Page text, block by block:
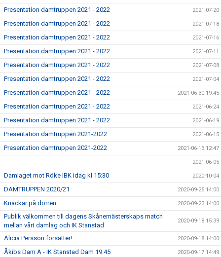
Presentation damtruppen 2021 - 2022 2021-07-20
Presentation damtruppen 2021 - 2022 2021-07-18
Presentation damtruppen 2021 - 2022 2021-07-16
Presentation damtruppen 2021 - 2022 2021-07-11
Presentation damtruppen 2021 - 2022 2021-07-08
Presentation damtruppen 2021 - 2022 2021-07-04
Presentation damtruppen 2021 - 2022 2021-06-30 19:45
Presentation damtruppen 2021 - 2022 2021-06-24
Presentation damtruppen 2021 - 2022 2021-06-19
Presentation damtruppen 2021-2022 2021-06-15
Presentation damtruppen 2021-2022 2021-06-13 12:47
2021-06-05
Damlaget mot Röke IBK idag kl 15:30 2020-10-04
DAMTRUPPEN 2020/21 2020-09-25 14:00
Knackar på dörren 2020-09-23 14:00
Publik välkommen till dagens Skånemästerskaps match
mellan vårt damlag och IK Stanstad
2020-09-18 15:39
Alicia Persson forsätter! 2020-09-18 14:00
Åkibs Dam A - IK Stanstad Dam 19:45 2020-09-17 14:49